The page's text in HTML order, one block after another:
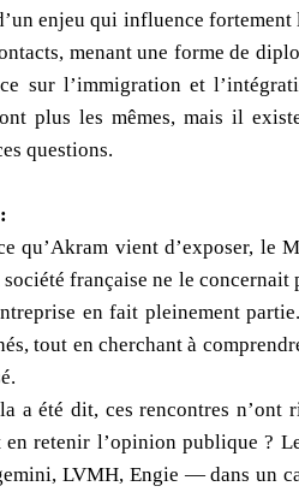
enjeu qui influence
menant une forme de
sur l’immigration et
plus les mêmes, mais il
questions.
qu’Akram vient d’exposer, le
française ne le concernait
en fait pleinement
tout en cherchant à
a été dit, ces rencontres
en retenir l’opinion publique ?
LVMH, Engie — dans un